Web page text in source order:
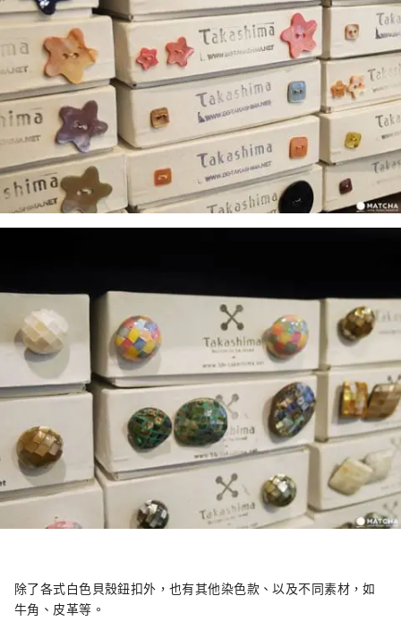
除了各式白色貝殼鈕扣外，也有其他染色款、以及不同素材，如
牛角、皮革等。